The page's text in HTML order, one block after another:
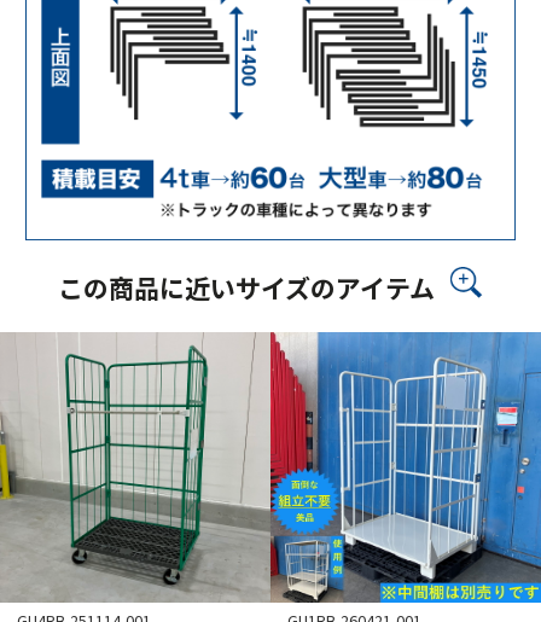
この商品に近いサイズのアイテム